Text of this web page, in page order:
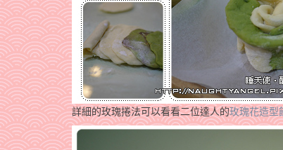
詳細的玫瑰捲法可以看看二位達人的玫瑰花造型